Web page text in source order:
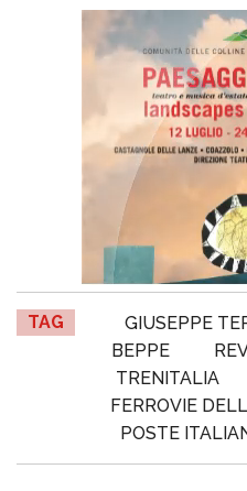
TAG
GIUSEPPE
BEPPE
TRENITALIA
FERROVIE
POSTE